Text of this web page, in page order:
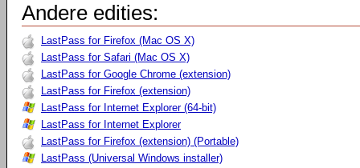
Andere edities:
LastPass for Firefox (Mac OS X)
LastPass for Safari (Mac OS X)
LastPass for Google Chrome (extension)
LastPass for Firefox (extension)
LastPass for Internet Explorer (64-bit)
LastPass for Internet Explorer
LastPass for Firefox (extension) (Portable)
LastPass (Universal Windows installer)